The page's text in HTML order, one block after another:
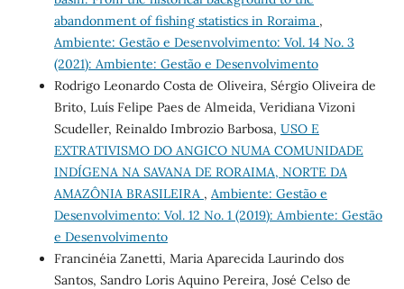
abandonment of fishing statistics in Roraima ,
Ambiente: Gestão e Desenvolvimento: Vol. 14 No. 3
(2021): Ambiente: Gestão e Desenvolvimento
Rodrigo Leonardo Costa de Oliveira, Sérgio Oliveira de
Brito, Luís Felipe Paes de Almeida, Veridiana Vizoni
Scudeller, Reinaldo Imbrozio Barbosa, USO E
EXTRATIVISMO DO ANGICO NUMA COMUNIDADE
INDÍGENA NA SAVANA DE RORAIMA, NORTE DA
AMAZÔNIA BRASILEIRA , Ambiente: Gestão e
Desenvolvimento: Vol. 12 No. 1 (2019): Ambiente: Gestão
e Desenvolvimento
Francinéia Zanetti, Maria Aparecida Laurindo dos
Santos, Sandro Loris Aquino Pereira, José Celso de